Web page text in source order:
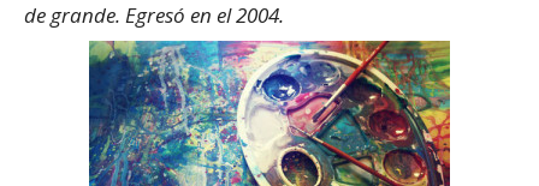
de grande. Egresó en el 2004.